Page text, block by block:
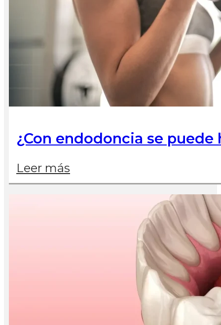
¿Con endodoncia se
Leer más